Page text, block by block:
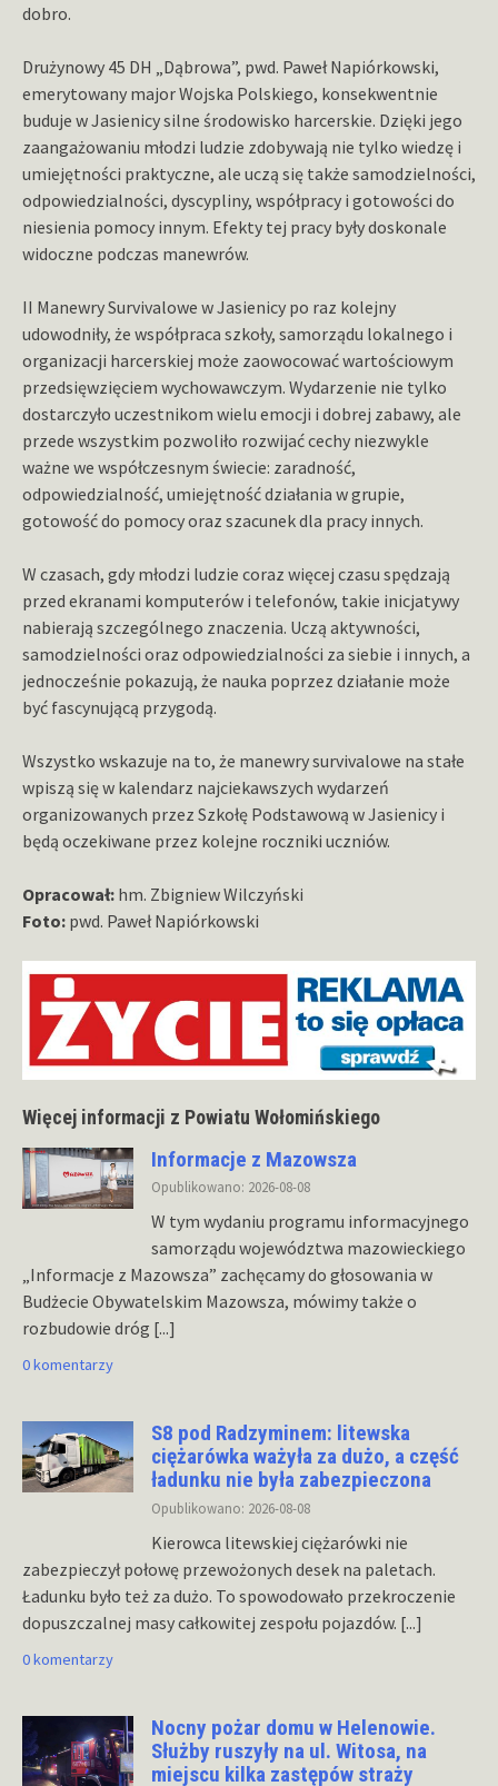
dobro.
Drużynowy 45 DH „Dąbrowa”, pwd. Paweł Napiórkowski,
emerytowany major Wojska Polskiego, konsekwentnie
buduje w Jasienicy silne środowisko harcerskie. Dzięki jego
zaangażowaniu młodzi ludzie zdobywają nie tylko wiedzę i
umiejętności praktyczne, ale uczą się także samodzielności,
odpowiedzialności, dyscypliny, współpracy i gotowości do
niesienia pomocy innym. Efekty tej pracy były doskonale
widoczne podczas manewrów.
II Manewry Survivalowe w Jasienicy po raz kolejny
udowodniły, że współpraca szkoły, samorządu lokalnego i
organizacji harcerskiej może zaowocować wartościowym
przedsięwzięciem wychowawczym. Wydarzenie nie tylko
dostarczyło uczestnikom wielu emocji i dobrej zabawy, ale
przede wszystkim pozwoliło rozwijać cechy niezwykle
ważne we współczesnym świecie: zaradność,
odpowiedzialność, umiejętność działania w grupie,
gotowość do pomocy oraz szacunek dla pracy innych.
W czasach, gdy młodzi ludzie coraz więcej czasu spędzają
przed ekranami komputerów i telefonów, takie inicjatywy
nabierają szczególnego znaczenia. Uczą aktywności,
samodzielności oraz odpowiedzialności za siebie i innych, a
jednocześnie pokazują, że nauka poprzez działanie może
być fascynującą przygodą.
Wszystko wskazuje na to, że manewry survivalowe na stałe
wpiszą się w kalendarz najciekawszych wydarzeń
organizowanych przez Szkołę Podstawową w Jasienicy i
będą oczekiwane przez kolejne roczniki uczniów.
Opracował: hm. Zbigniew Wilczyński
Foto: pwd. Paweł Napiórkowski
Więcej informacji z Powiatu Wołomińskiego
Informacje z Mazowsza
Opublikowano: 2026-08-08
W tym wydaniu programu informacyjnego
samorządu województwa mazowieckiego
„Informacje z Mazowsza” zachęcamy do głosowania w
Budżecie Obywatelskim Mazowsza, mówimy także o
rozbudowie dróg [...]
0 komentarzy
S8 pod Radzyminem: litewska
ciężarówka ważyła za dużo, a część
ładunku nie była zabezpieczona
Opublikowano: 2026-08-08
Kierowca litewskiej ciężarówki nie
zabezpieczył połowę przewożonych desek na paletach.
Ładunku było też za dużo. To spowodowało przekroczenie
dopuszczalnej masy całkowitej zespołu pojazdów. [...]
0 komentarzy
Nocny pożar domu w Helenowie.
Służby ruszyły na ul. Witosa, na
miejscu kilka zastępów straży